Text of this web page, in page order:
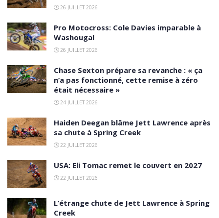
26 JUILLET 2026
Pro Motocross: Cole Davies imparable à
Washougal
26 JUILLET 2026
Chase Sexton prépare sa revanche : « ça
n’a pas fonctionné, cette remise à zéro
était nécessaire »
24 JUILLET 2026
Haiden Deegan blâme Jett Lawrence après
sa chute à Spring Creek
22 JUILLET 2026
USA: Eli Tomac remet le couvert en 2027
22 JUILLET 2026
L’étrange chute de Jett Lawrence à Spring
Creek